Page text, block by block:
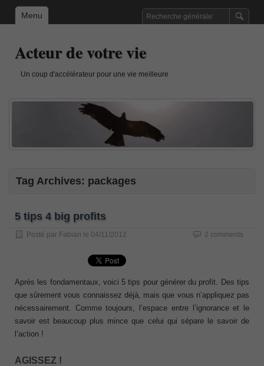
Menu
Acteur de votre vie
Un coup d'accélérateur pour une vie meilleure
Tag Archives: packages
5 tips 4 big profits
Posté par Fabian le 04/11/2012 2 comments
Après les fondamentaux, voici 5 tips pour générer du profit. Des tips
que sûrement vous connaissez déjà, mais que vous n’appliquez pas
nécessairement. Comme toujours, l’espace entre l’ignorance et le
savoir est beaucoup plus mince que celui qui sépare le savoir de
l’action !
AGISSEZ !